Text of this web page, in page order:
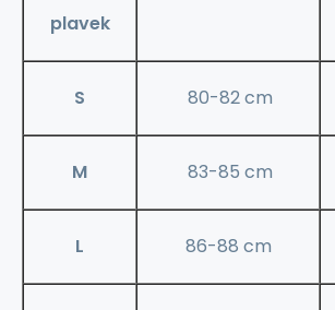
plavek
S 80-82 cm
M 83-85 cm
L 86-88 cm